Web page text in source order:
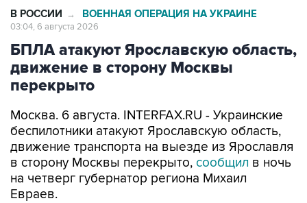
В РОССИИ → ВОЕННАЯ ОПЕРАЦИЯ НА УКРАИНЕ
03:04, 6 августа 2026
БПЛА атакуют Ярославскую область,
движение в сторону Москвы
перекрыто
Москва. 6 августа. INTERFAX.RU - Украинские
беспилотники атакуют Ярославскую область,
движение транспорта на выезде из Ярославля
в сторону Москвы перекрыто, сообщил в ночь
на четверг губернатор региона Михаил
Евраев.